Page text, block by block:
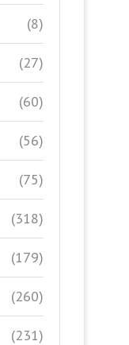
(8)
(27)
(60)
(56)
(75)
(318)
(179)
(260)
(231)